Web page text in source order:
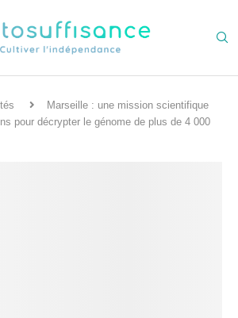
Marseille : une mission scientifique
pour décrypter le génome de plus de 4 000